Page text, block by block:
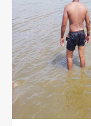
3
4